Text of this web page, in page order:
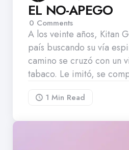
EL NO-APEGO
0 Comments
A los veinte años, Kitan
país buscando su vía
camino se cruzó con un
tabaco. Le imitó, se
1 Min Read